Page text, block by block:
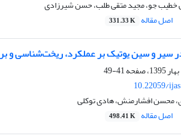
خطیب جو، مجید متقی طلب، حسن شیرزادی
اصل مقاله 331.33 K
سیر و سین‌ یوتیک بر عملکرد، ریخت‌شناسی
41-49
10.22059/
محسن افشارمنش، هادی توکلی
اصل مقاله 498.41 K